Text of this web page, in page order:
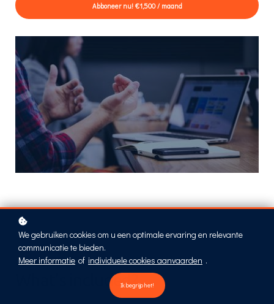
Abboneer nu! €1,500 / maand
What's included?
We gebruiken cookies om u een optimale ervaring en relevante
communicatie te bieden.
Meer informatie of individuele cookies aanvaarden .
Ik begrijp het!